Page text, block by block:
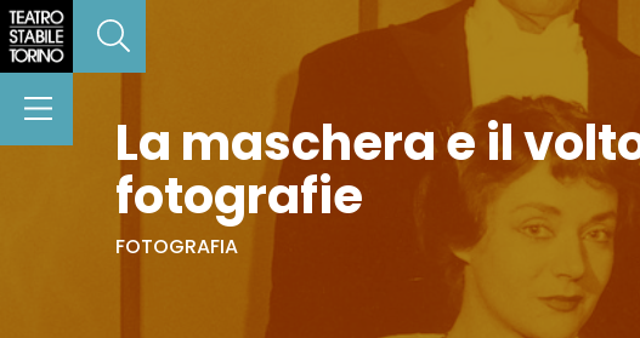
La maschera e il
fotografie
FOTOGRAFIA